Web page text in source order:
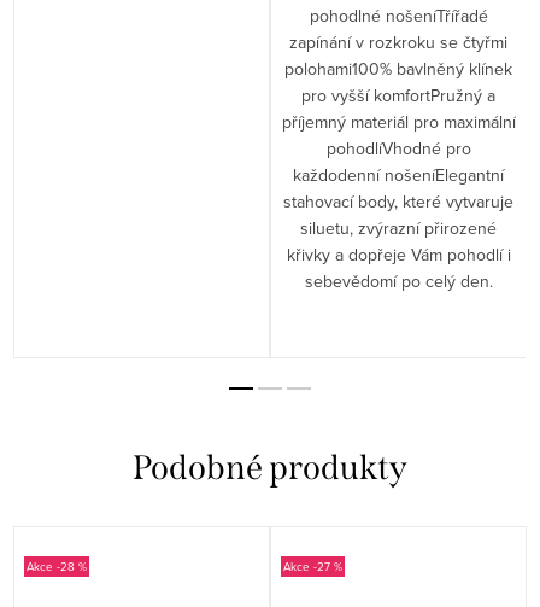
pohodlné nošeníTřířadé
zapínání v rozkroku se čtyřmi
polohami100% bavlněný klínek
pro vyšší komfortPružný a
příjemný materiál pro maximální
pohodlíVhodné pro
každodenní nošeníElegantní
stahovací body, které vytvaruje
siluetu, zvýrazní přirozené
křivky a dopřeje Vám pohodlí i
sebevědomí po celý den.
-28 % -27 %